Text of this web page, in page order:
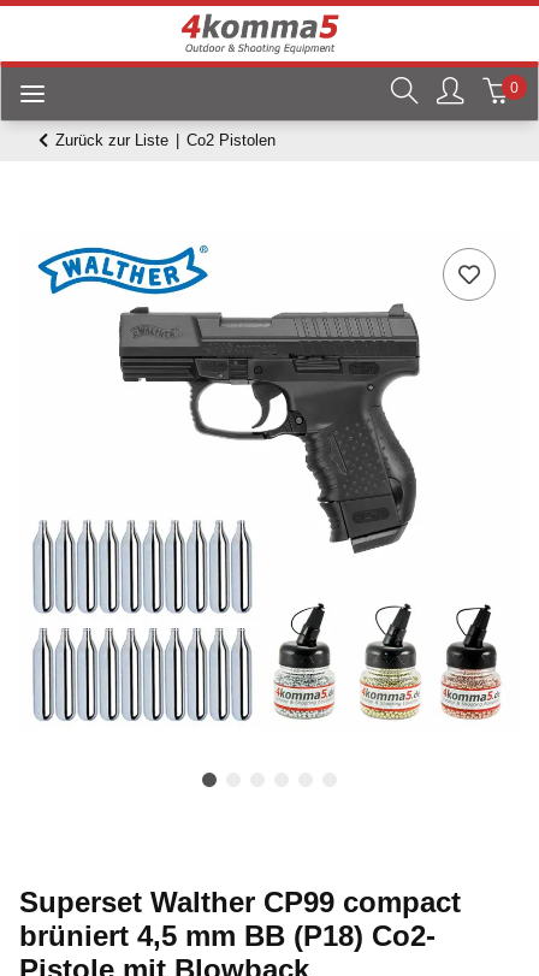
0
Zurück zur Liste Co2 Pistolen
Superset Walther CP99 compact
brüniert 4,5 mm BB (P18) Co2-